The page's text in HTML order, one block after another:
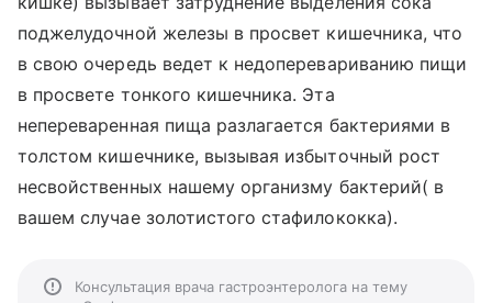
поджелудочной железы в просвет кишечника, что
в свою очередь ведет к недоперевариванию пищи
в просвете тонкого кишечника. Эта
непереваренная пища разлагается бактериями в
толстом кишечнике, вызывая избыточный рост
несвойственных нашему организму бактерий( в
вашем случае золотистого стафилококка).
Консультация врача гастроэнтеролога на тему